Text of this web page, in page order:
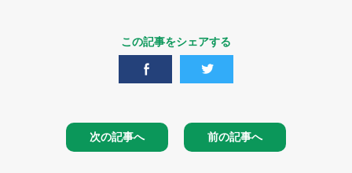
この記事をシェアする
次の記事へ 前の記事へ